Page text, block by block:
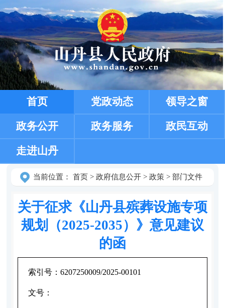
首页 党政动态 领导之窗
政务公开 政务服务 政民互动
走进山丹
当前位置： 首页> 政府信息公开> 政策> 部门文件
关于征求《山丹县殡葬设施专项
规划（2025-2035）》意见建议
的函
索引号： 6207250009/2025-00101
文号：